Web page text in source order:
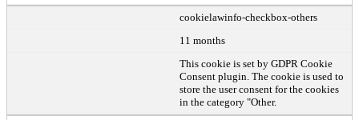
cookielawinfo-checkbox-others
11 months
This cookie is set by GDPR Cookie
Consent plugin. The cookie is used to
store the user consent for the cookies
in the category "Other.